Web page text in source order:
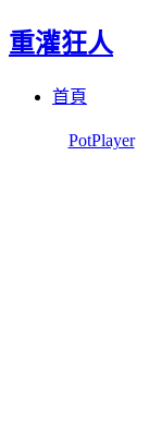
重灌狂人
首頁
PotPlayer